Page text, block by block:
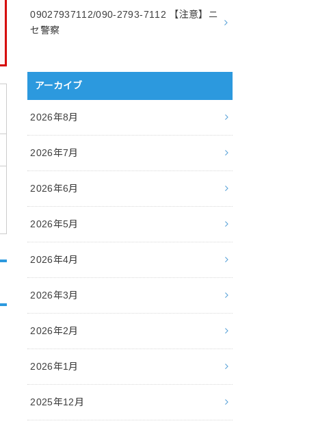
09027937112/090-2793-7112 【注意】ニ
セ警察
アーカイブ
2026年8月
2026年7月
2026年6月
2026年5月
2026年4月
2026年3月
2026年2月
2026年1月
2025年12月